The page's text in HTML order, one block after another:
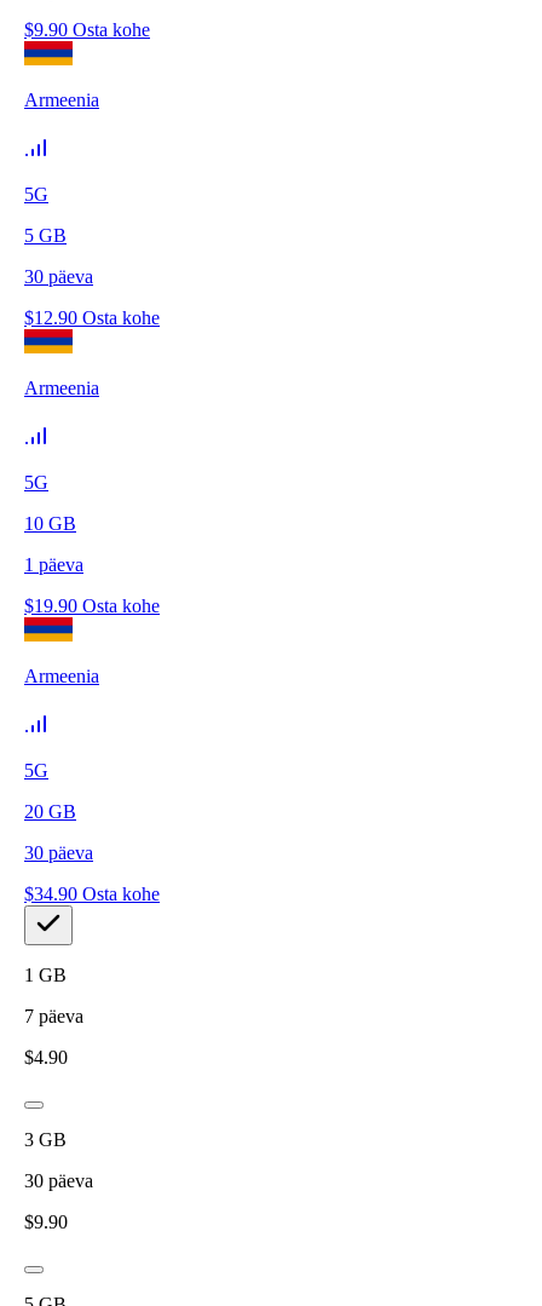
$9.90 Osta kohe
Armeenia
5G
5 GB
30 päeva
$12.90 Osta kohe
Armeenia
5G
10 GB
1 päeva
$19.90 Osta kohe
Armeenia
5G
20 GB
30 päeva
$34.90 Osta kohe
1 GB
7 päeva
$4.90
3 GB
30 päeva
$9.90